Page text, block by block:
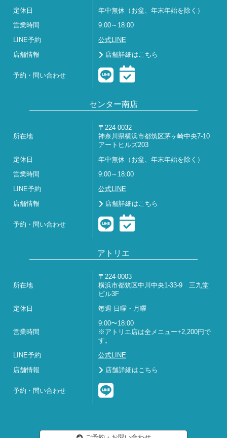
定休日 年中無休（お盆、年末年始を除く）
営業時間 9:00～18:00
LINE予約 公式LINE
店舗情報 店舗詳細はこちら
予約・問い合わせ
センター南店
所在地
〒224-0032
神奈川県横浜市都筑区茅ヶ崎中央7-10
アートヒルズ203
定休日 年中無休（お盆、年末年始を除く）
営業時間 9:00～18:00
LINE予約 公式LINE
店舗情報 店舗詳細はこちら
予約・問い合わせ
アトリエ
所在地
〒224-0003
横浜市都筑区中川中央1-33-9 三九堂
ビル3F
定休日 毎週 日曜・月曜
営業時間
9:00〜18:00
※アトリエ店は全メニュー+2,200円で
す。
LINE予約 公式LINE
店舗情報 店舗詳細はこちら
予約・問い合わせ